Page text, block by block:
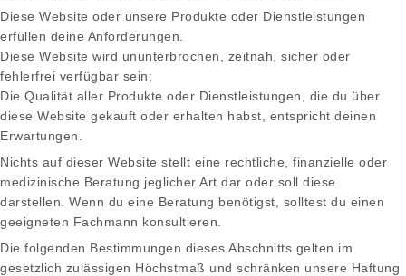
Diese Website oder unsere Produkte oder Dienstleistungen
erfüllen deine Anforderungen.
Diese Website wird ununterbrochen, zeitnah, sicher oder
fehlerfrei verfügbar sein;
Die Qualität aller Produkte oder Dienstleistungen, die du über
diese Website gekauft oder erhalten habst, entspricht deinen
Erwartungen.
Nichts auf dieser Website stellt eine rechtliche, finanzielle oder
medizinische Beratung jeglicher Art dar oder soll diese
darstellen. Wenn du eine Beratung benötigst, solltest du einen
geeigneten Fachmann konsultieren.
Die folgenden Bestimmungen dieses Abschnitts gelten im
gesetzlich zulässigen Höchstmaß und schränken unsere Haftung